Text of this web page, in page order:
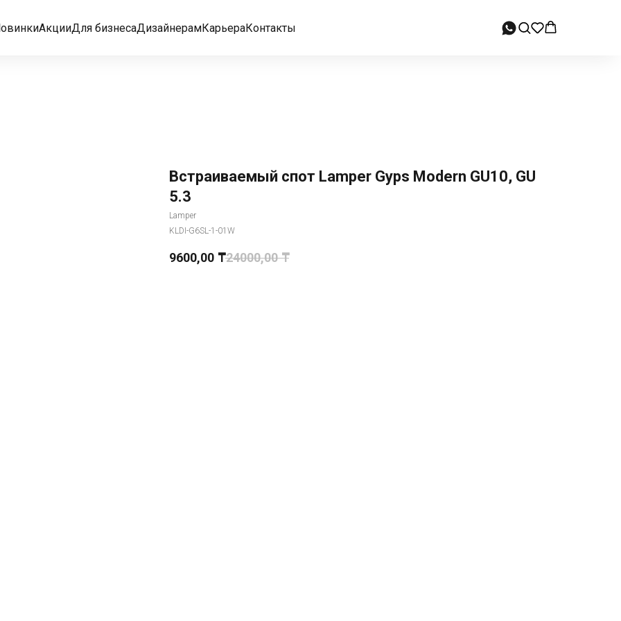
АкцииДля бизнесаДизайнерамКарьераКонтакты
Встраиваемый спот Lamper Gyps Modern GU10, GU
5.3
Lamper
KLDI-G6SL-1-01W
9600,00 ₸24000,00 ₸